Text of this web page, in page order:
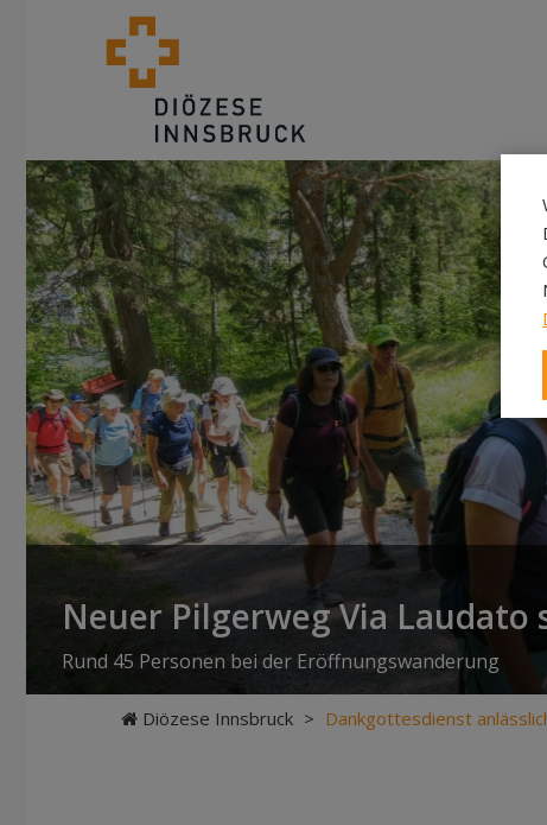
Neuer Pilgerweg Via Laudato
Rund 45 Personen bei der Eröffnungswanderung
Diözese Innsbruck > Dankgottesdienst